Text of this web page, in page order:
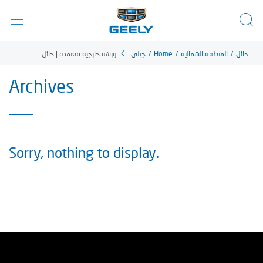
ورشة خارجية معتمدة | حائل جيلي / Home / المنطقة الشمالية / حائل
Archives
Sorry, nothing to display.